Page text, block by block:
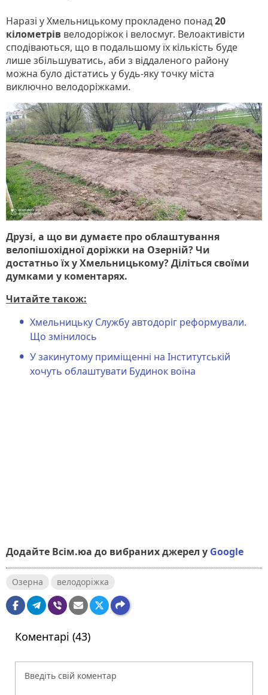
Наразі у Хмельницькому прокладено понад20
кілометрів велодоріжок і велосмуг. Велоактивісти
сподіваються, що в подальшому їх кількість буде
лише збільшуватись, аби з віддаленого району
можна було дістатись у будь-яку точку міста
виключно велодоріжками.
Друзі, а що ви думаєте про облаштування
велопішохідної доріжки на Озерній? Чи
достатньо їх у Хмельницькому? Діліться своїми
думками у коментарях.
Читайте також:
Хмельницьку Службу автодоріг реформували.
Що змінилось
У закинутому приміщенні на Інститутській
хочуть облаштувати Будинок воїна
Додайте Всім.юа до вибраних джерел у Google
Озерна велодоріжка
Коментарі (43)